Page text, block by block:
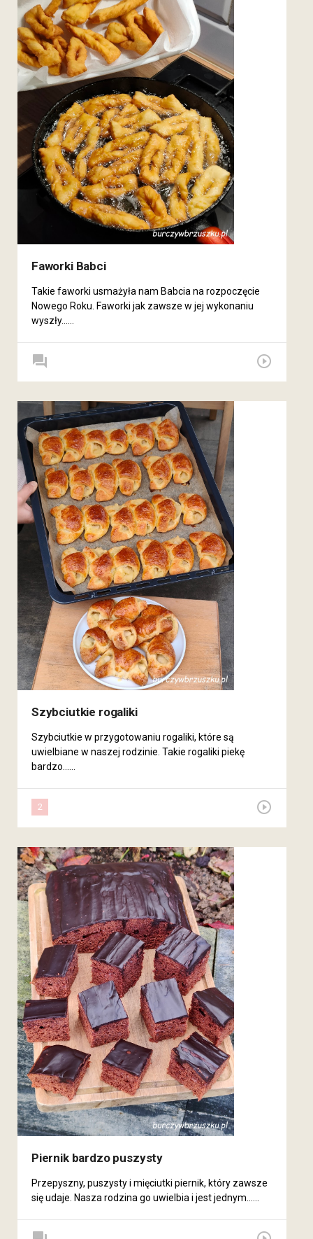
Faworki Babci
Takie faworki usmażyła nam Babcia na rozpoczęcie
Nowego Roku. Faworki jak zawsze w jej wykonaniu
wyszły......
forum play_circle_outline
Szybciutkie rogaliki
Szybciutkie w przygotowaniu rogaliki, które są
uwielbiane w naszej rodzinie. Takie rogaliki piekę
bardzo......
2
forum play_circle_outline
Piernik bardzo puszysty
Przepyszny, puszysty i mięciutki piernik, który zawsze
się udaje. Nasza rodzina go uwielbia i jest jednym......